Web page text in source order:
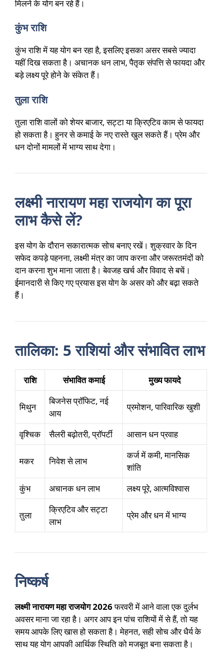
मिलने के योग बन रहे हैं।
कुंभ राशि
कुंभ राशि में यह योग बन रहा है, इसलिए इसका असर सबसे ज्यादा
यहीं दिख सकता है। अचानक धन लाभ, पैतृक संपत्ति से फायदा और
बड़े लक्ष्य पूरे होने के संकेत हैं।
तुला राशि
तुला राशि वालों को शेयर बाजार, सट्टा या क्रिएटिव काम से फायदा
हो सकता है। हुनर से कमाई के नए रास्ते खुल सकते हैं। प्रेम और
धन दोनों मामलों में भाग्य साथ देगा।
लक्ष्मी नारायण महा राजयोग का पूरा
लाभ कैसे लें?
इस योग के दौरान सकारात्मक सोच बनाए रखें। शुक्रवार के दिन
सफेद कपड़े पहनना, लक्ष्मी मंत्र का जाप करना और जरूरतमंदों को
दान करना शुभ माना जाता है। बेवजह खर्च और विवाद से बचें।
ईमानदारी से किए गए प्रयास इस योग के असर को और बढ़ा सकते
हैं।
तालिका: 5 राशियां और संभावित लाभ
राशि संभावित कमाई मुख्य फायदे
मिथुन
बिजनेस प्रॉफिट, नई
आय
प्रमोशन, पारिवारिक खुशी
वृश्चिक सैलरी बढ़ोतरी, प्रॉपर्टी आसान धन प्रवाह
मकर निवेश से लाभ
कर्ज में कमी, मानसिक
शांति
कुंभ
अचानक धन लाभ लक्ष्य पूरे, आत्मविश्वास
तुला
क्रिएटिव और सट्टा
लाभ
प्रेम और धन में भाग्य
निष्कर्ष
लक्ष्मी नारायण महा राजयोग 2026फरवरी में आने वाला एक दुर्लभ
अवसर माना जा रहा है। अगर आप इन पांच राशियों में से हैं, तो यह
समय आपके लिए खास हो सकता है। मेहनत, सही सोच और धैर्य के
साथ यह योग आपकी आर्थिक स्थिति को मजबूत बना सकता है।